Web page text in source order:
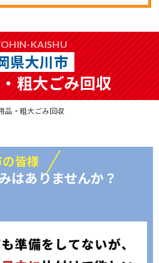
KAISHU
県大川市
粗大ごみ回収
品・粗大ごみ回収
皆様
はありませんか？